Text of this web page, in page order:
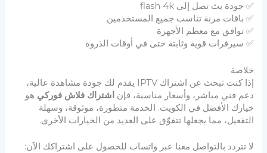
✅ جودة بث تصل إلى flash 4k
✅ باقات مرنة تناسب جميع المستخدمين
✅ توافق مع معظم الأجهزة
✅ سيرفرات قوية وثابتة حتى في أوقات الذروة
خلاصة
إذا كنت تبحث عن اشتراك IPTV يقدم لك جودة مشاهدة عالية،
دعم فني مباشر، وأسعار مناسبة، فإن اشتراك فلاش فوركي هو
خيارك الأفضل في الكويت. الخدمة متطورة، موثوقة، وسهلة
التفعيل، مما يجعلها تتفوّق على العديد من الخيارات الأخرى.
لا تتردد بالتواصل معنا عبر واتساب للحصول على اشتراكك الآن: